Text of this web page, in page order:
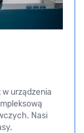
urządzenia
Nasi